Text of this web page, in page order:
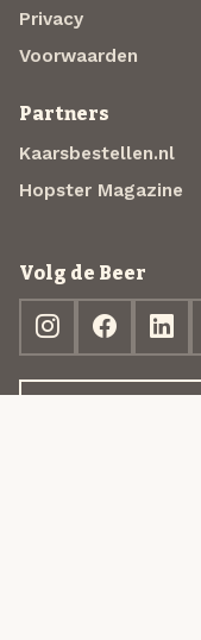
Privacy
Voorwaarden
Partners
Kaarsbestellen.nl
Hopster Magazine
Volg de Beer